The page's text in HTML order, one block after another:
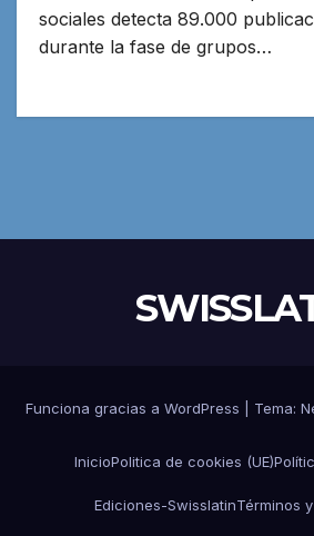
sociales detecta 89.000
durante la fase de grupos…
Funciona gracias a WordPress Tema:
InicioPolitica de cookies (UE)
Ediciones-SwisslatinTérminos